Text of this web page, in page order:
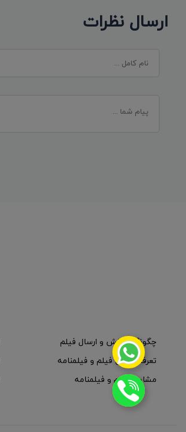
ارسال نظرات
چگونگی پخش و ارسال فیلم
تعرفه پخش فیلم و فیلمنامه
مشاوره فیلم و فیلمنامه